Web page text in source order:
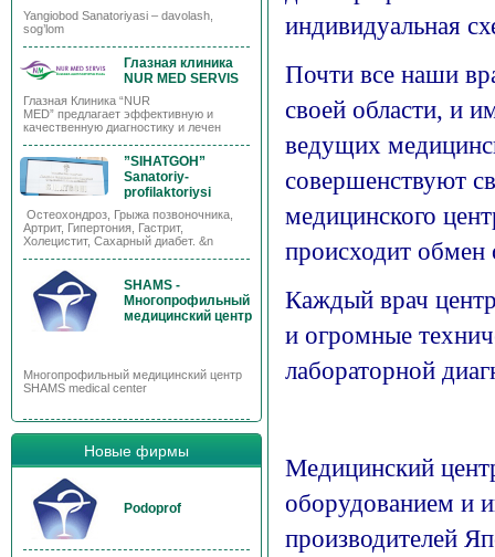
Yangiobod Sanatoriyasi – davolash,
sog’lom
Глазная клиника
NUR MED SERVIS
Глазная Клиника “NUR
MED” предлагает эффективную и
качественную диагностику и лечен
”SIHATGOH”
Sanatoriy-
profilaktoriysi
Остеохондроз, Грыжа позвоночника,
Артрит, Гипертония, Гастрит,
Холецистит, Сахарный диабет. &n
SHAMS -
Многопрофильный
медицинский центр
Многопрофильный медицинский центр
SHAMS medical center
Новые фирмы
Podoprof
индивидуальная
Почти все наши
своей области, и
ведущих
совершенствуют
медицинского
происходит
Каждый врач
и огромные
лабораторной
Медицинский
оборудованием и
производителей